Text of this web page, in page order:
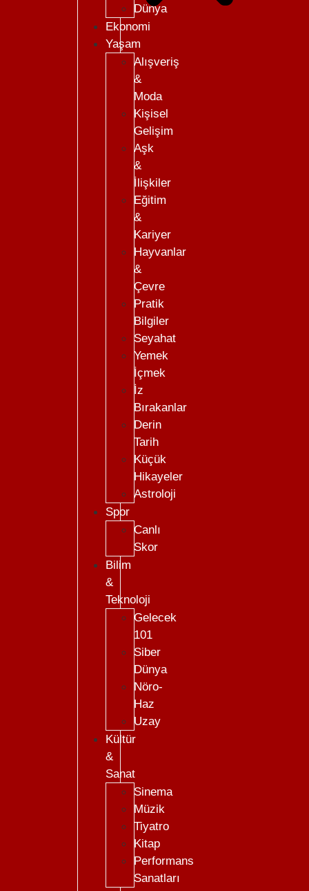
Dünya
Ekonomi
Yaşam
Alışveriş
&
Moda
Kişisel
Gelişim
Aşk
&
İlişkiler
Eğitim
&
Kariyer
Hayvanlar
&
Çevre
Pratik
Bilgiler
Seyahat
Yemek
İçmek
İz
Bırakanlar
Derin
Tarih
Küçük
Hikayeler
Astroloji
Spor
Canlı
Skor
Bilim
&
Teknoloji
Gelecek
101
Siber
Dünya
Nöro-
Haz
Uzay
Kültür
&
Sanat
Sinema
Müzik
Tiyatro
Kitap
Performans
Sanatları